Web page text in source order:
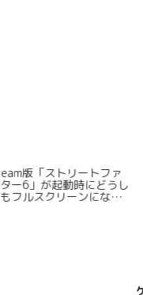
圧倒的に好評ローグライト
「Hades」はなぜクソゲー
なのか？